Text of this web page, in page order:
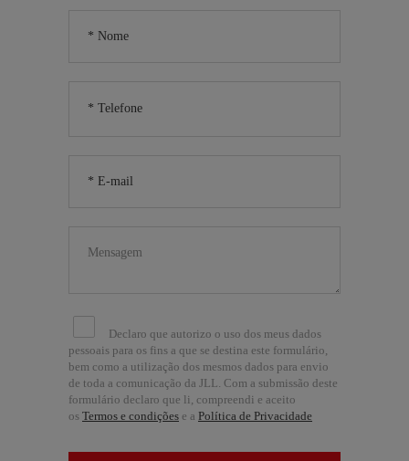
Declaro que autorizo o uso dos meus dados
pessoais para os fins a que se destina este formulário,
bem como a utilização dos mesmos dados para envio
de toda a comunicação da JLL. Com a submissão deste
formulário declaro que li, compreendi e aceito
os Termos e condições e a Política de Privacidade